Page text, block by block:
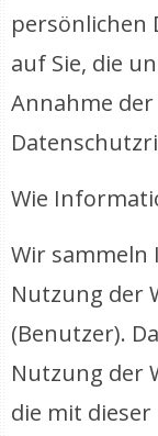
persönlichen
auf Sie, die
Annahme
Wie
Wir
Nutzung der
(Benutzer).
Nutzung der
die mit